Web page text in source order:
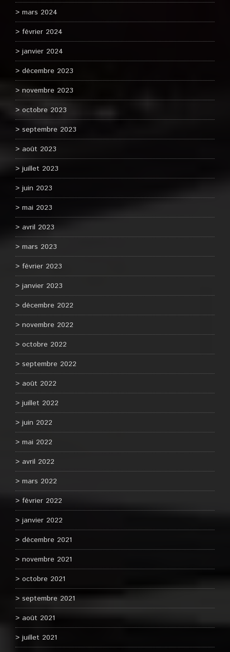
mars 2024
février 2024
janvier 2024
décembre 2023
novembre 2023
octobre 2023
septembre 2023
août 2023
juillet 2023
juin 2023
mai 2023
avril 2023
mars 2023
février 2023
janvier 2023
décembre 2022
novembre 2022
octobre 2022
septembre 2022
août 2022
juillet 2022
juin 2022
mai 2022
avril 2022
mars 2022
février 2022
janvier 2022
décembre 2021
novembre 2021
octobre 2021
septembre 2021
août 2021
juillet 2021